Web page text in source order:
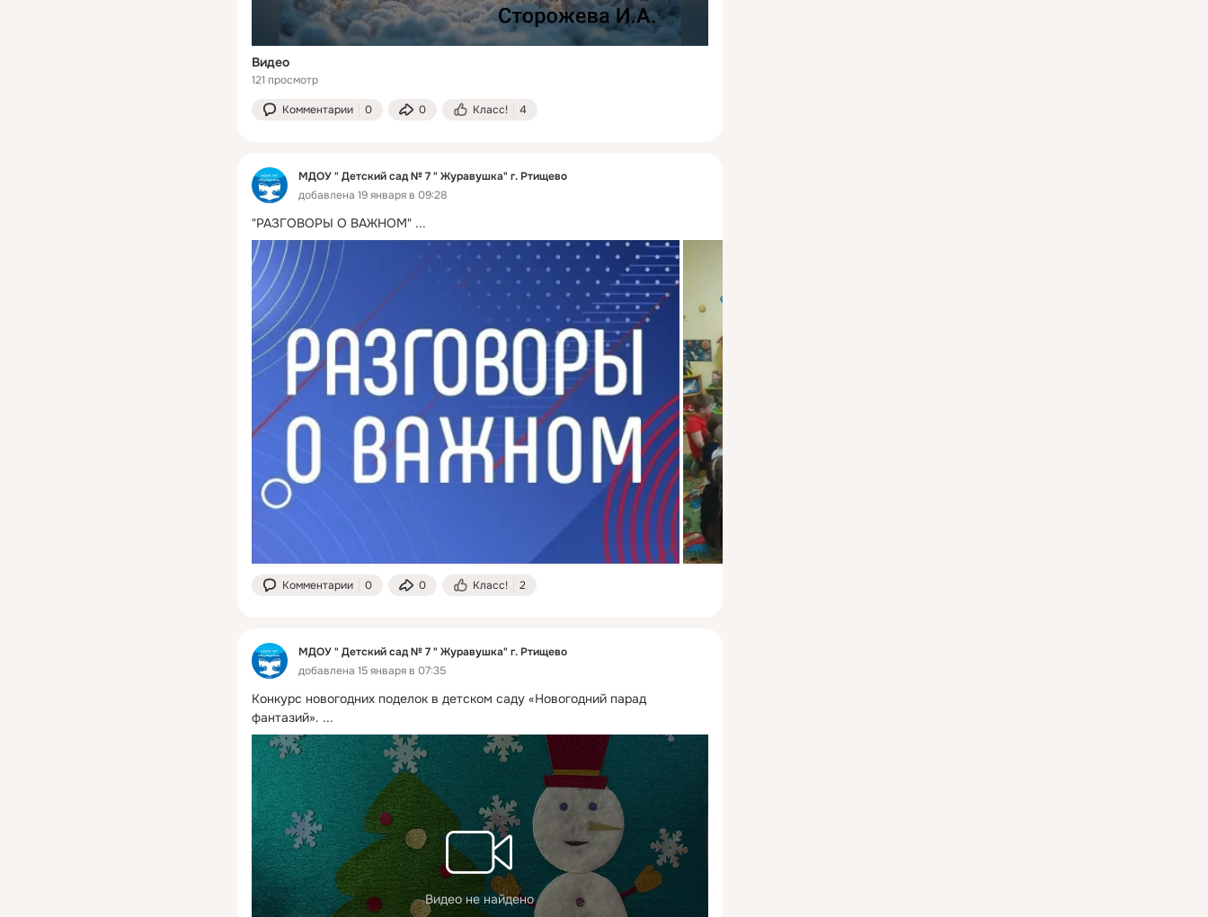
Видео
121 просмотр
Комментарии 0 0 Класс! 4
МДОУ " Детский сад № 7 " Журавушка" г. Ртищево
добавлена 19 января в 09:28
"РАЗГОВОРЫ О ВАЖНОМ" ...
Комментарии 0 0 Класс! 2
МДОУ " Детский сад № 7 " Журавушка" г. Ртищево
добавлена 15 января в 07:35
Конкурс новогодних поделок в детском саду «Новогодний парад
фантазий». ...
Видео не найдено